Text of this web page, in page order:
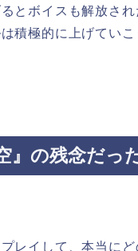
とボイスも解放され
積極的に上げていこ
』 の残念だっ
プレイして、本当に